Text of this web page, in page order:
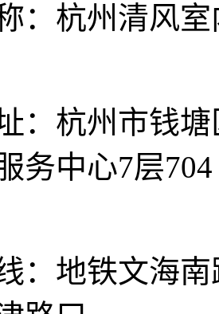
： 杭州清风
： 杭州市钱
务中心7层704
： 地铁文海